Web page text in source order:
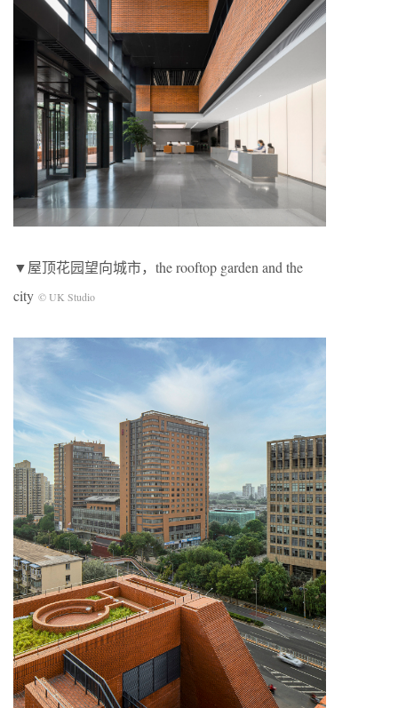
▼屋顶花园望向城市，the rooftop garden and the
city © UK Studio